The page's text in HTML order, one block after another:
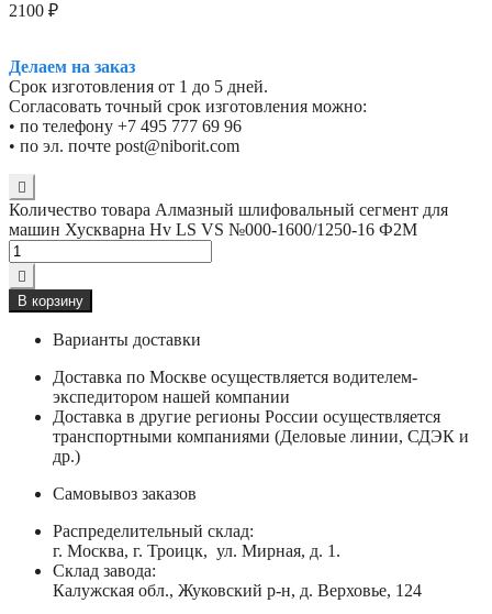
2100 ₽
Делаем на заказ
Срок изготовления от 1 до 5 дней.
Согласовать точный срок изготовления можно:
• по телефону +7 495 777 69 96
• по эл. почте post@niborit.com
Количество товара Алмазный шлифовальный сегмент для
машин Хускварна Hv LS VS №000-1600/1250-16 Ф2М
В корзину
Варианты доставки
Доставка по Москве осуществляется водителем-
экспедитором нашей компании
Доставка в другие регионы России осуществляется
транспортными компаниями (Деловые линии, СДЭК и
др.)
Самовывоз заказов
Распределительный склад:
г. Москва, г. Троицк, ул. Мирная, д. 1.
Склад завода:
Калужская обл., Жуковский р-н, д. Верховье, 124